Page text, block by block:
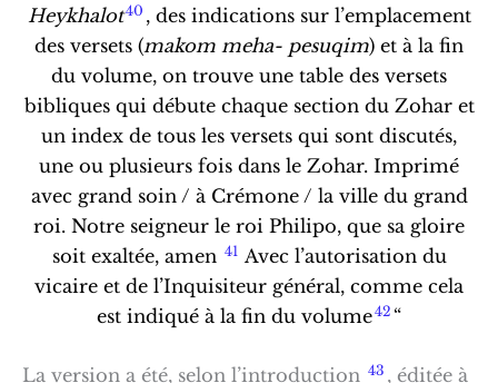
Heykhalot40 , des indications sur l’emplacement
des versets (makom meha- pesuqim) et à la fin
du volume, on trouve une table des versets
bibliques qui débute chaque section du Zohar et
un index de tous les versets qui sont discutés,
une ou plusieurs fois dans le Zohar. Imprimé
avec grand soin / à Crémone / la ville du grand
roi. Notre seigneur le roi Philipo, que sa gloire
soit exaltée, amen 41 Avec l’autorisation du
vicaire et de l’Inquisiteur général, comme cela
est indiqué à la fin du volume42 “
La version a été, selon l’introduction 43 , éditée à